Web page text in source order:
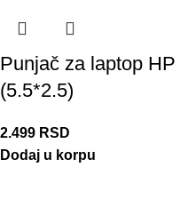
Punjač za laptop
(5.5*2.5)
2.499 RSD
Dodaj u korpu